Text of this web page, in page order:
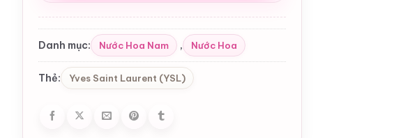
Danh mục: Nước Hoa Nam , Nước Hoa
Thẻ: Yves Saint Laurent (YSL)